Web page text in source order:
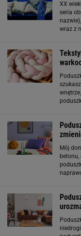
XX
seria
wraz z
Mój